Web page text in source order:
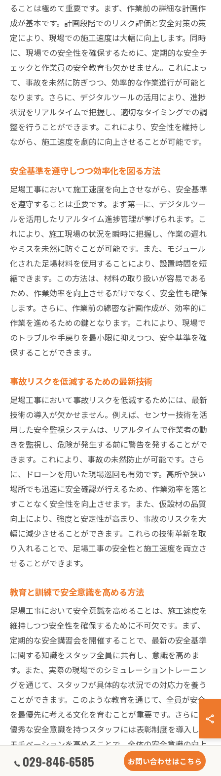
ることは極めて重要です。まず、作業前の詳細な計画作
成が基本です。計画段階でのリスク評価と安全対策の策
定により、現場での施工速度は大幅に向上します。同時
に、現場での安全性を確保するために、定期的な安全チ
ェックと作業員の安全教育も欠かせません。これによっ
て、事故を未然に防ぎつつ、効率的な作業進行が可能と
なります。さらに、デジタルツールの活用により、進捗
状況をリアルタイムで把握し、適切なタイミングでの調
整を行うことができます。これにより、安全性を維持し
ながら、施工速度を劇的に向上させることが可能です。
安全基準を遵守しつつ効率化を図る方法
足場工事において施工速度を向上させながら、安全基準
を遵守することは重要です。まず第一に、デジタルツー
ルを活用したリアルタイム進捗管理が挙げられます。こ
れにより、施工現場の状況を瞬時に把握し、作業の遅れ
やミスを未然に防ぐことが可能です。また、モジュール
化された足場材料を使用することにより、設置時間を短
縮できます。この方法は、材料の取り扱いが容易である
ため、作業効率を向上させるだけでなく、安全性も確保
します。さらに、作業前の綿密な計画作成が、効率的に
作業を進めるための鍵となります。これにより、現場で
のトラブルや手戻りを最小限に抑えつつ、安全基準を確
保することができます。
事故リスクを低減するための最新技術
足場工事において事故リスクを低減するためには、最新
技術の導入が欠かせません。例えば、センサー技術を活
用した安全監視システムは、リアルタイムで作業者の動
きを監視し、危険が発生する前に警告を発することがで
きます。これにより、事故の未然防止が可能です。さら
に、ドローンを用いた現場巡回も有効です。高所や狭い
場所でも迅速に安全確認が行えるため、作業効率を落と
すことなく安全性を向上させます。また、仮設材の品質
向上により、強度と安定性が高まり、事故のリスクを大
幅に減少させることができます。これらの技術革新を取
り入れることで、足場工事の安全性と施工速度を両立さ
せることができます。
教育と訓練で安全意識を高める方法
足場工事において安全意識を高めることは、施工速度を
維持しつつ安全性を確保するために不可欠です。まず、
定期的な安全講習会を開催することで、最新の安全基準
に関する知識をスタッフ全員に共有し、意識を高めま
す。また、実際の現場でのシミュレーショントレーニン
グを通じて、スタッフが具体的な状況での対応力を養う
ことができます。このような教育を通じて、全員が安全
を最優先に考える文化を育むことが重要です。さらに、
優秀な安全意識を持つスタッフには表彰制度を導入し、
モチベーションを高めることで、全体の安全意識の向上
を図ります。
029-846-6585 お問い合わせはこちら